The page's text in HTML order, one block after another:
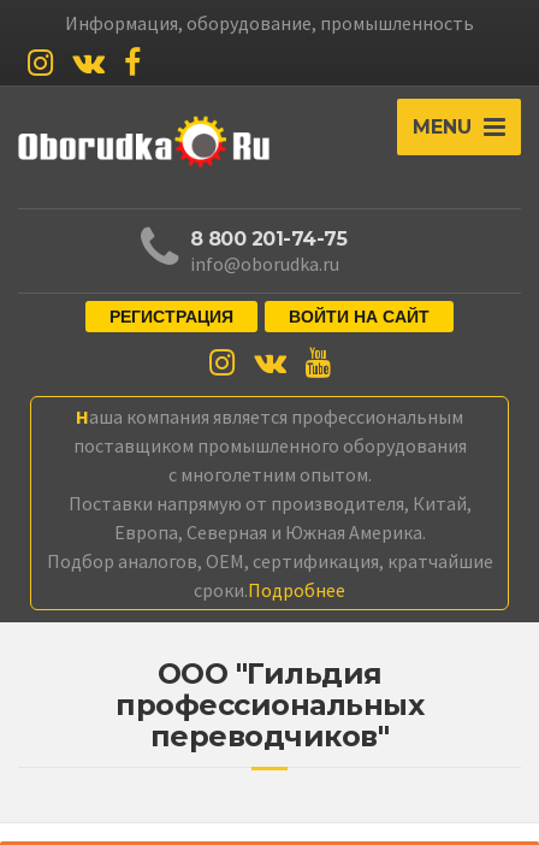
Информация, оборудование, промышленность
MENU
8 800 201-74-75
info@oborudka.ru
РЕГИСТРАЦИЯ ВОЙТИ НА САЙТ
Наша компания является профессиональным
поставщиком промышленного оборудования
с многолетним опытом.
Поставки напрямую от производителя, Китай,
Европа, Северная и Южная Америка.
Подбор аналогов, OEM, сертификация, кратчайшие
сроки.Подробнее
ООО "Гильдия
профессиональных
переводчиков"